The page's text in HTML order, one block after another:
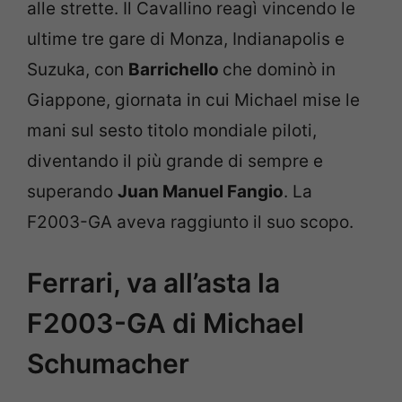
alle strette. Il Cavallino reagì vincendo le
ultime tre gare di Monza, Indianapolis e
Suzuka, con Barrichello che dominò in
Giappone, giornata in cui Michael mise le
mani sul sesto titolo mondiale piloti,
diventando il più grande di sempre e
superando Juan Manuel Fangio. La
F2003-GA aveva raggiunto il suo scopo.
Ferrari, va all’asta la
F2003-GA di Michael
Schumacher